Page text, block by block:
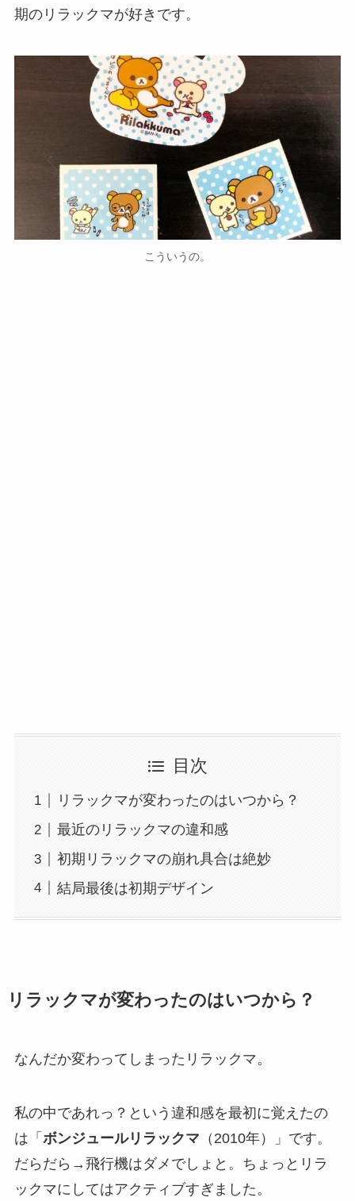
期のリラックマが好きです。
こういうの。
目次
リラックマが変わったのはいつから？
最近のリラックマの違和感
初期リラックマの崩れ具合は絶妙
結局最後は初期デザイン
リラックマが変わったのはいつから？
なんだか変わってしまったリラックマ。
私の中であれっ？という違和感を最初に覚えたの
は「 ボンジュールリラックマ （2010年）」です。
だらだら→飛行機はダメでしょと。ちょっとリラ
ックマにしてはアクティブすぎました。